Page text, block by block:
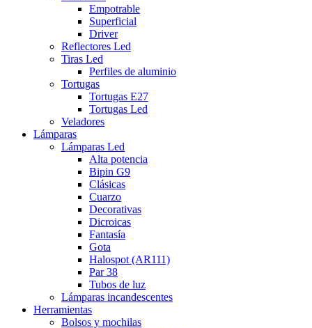
Empotrable
Superficial
Driver
Reflectores Led
Tiras Led
Perfiles de aluminio
Tortugas
Tortugas E27
Tortugas Led
Veladores
Lámparas
Lámparas Led
Alta potencia
Bipin G9
Clásicas
Cuarzo
Decorativas
Dicroicas
Fantasía
Gota
Halospot (AR111)
Par 38
Tubos de luz
Lámparas incandescentes
Herramientas
Bolsos y mochilas